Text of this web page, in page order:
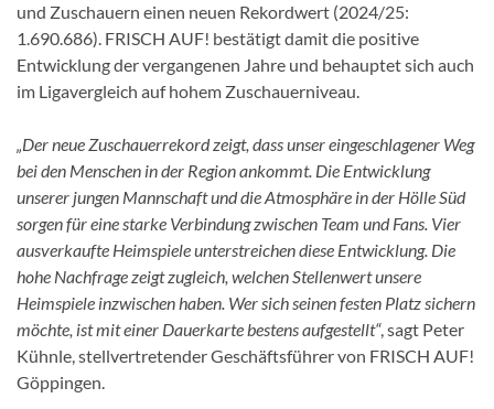
und Zuschauern einen neuen Rekordwert (2024/25:
1.690.686). FRISCH AUF! bestätigt damit die positive
Entwicklung der vergangenen Jahre und behauptet sich auch
im Ligavergleich auf hohem Zuschauerniveau.
„Der neue Zuschauerrekord zeigt, dass unser eingeschlagener Weg
bei den Menschen in der Region ankommt. Die Entwicklung
unserer jungen Mannschaft und die Atmosphäre in der Hölle Süd
sorgen für eine starke Verbindung zwischen Team und Fans. Vier
ausverkaufte Heimspiele unterstreichen diese Entwicklung. Die
hohe Nachfrage zeigt zugleich, welchen Stellenwert unsere
Heimspiele inzwischen haben. Wer sich seinen festen Platz sichern
möchte, ist mit einer Dauerkarte bestens aufgestellt“, sagt Peter
Kühnle, stellvertretender Geschäftsführer von FRISCH AUF!
Göppingen.